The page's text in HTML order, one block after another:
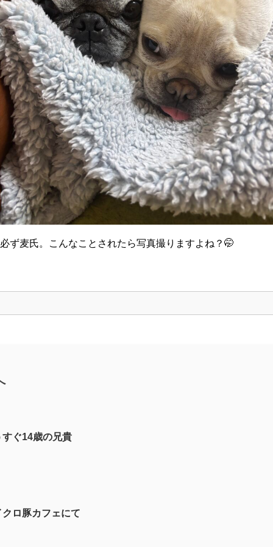
ず麦氏。こんなことされたら写真撮りますよね？🤭
すぐ14歳の兄貴
クロ豚カフェにて